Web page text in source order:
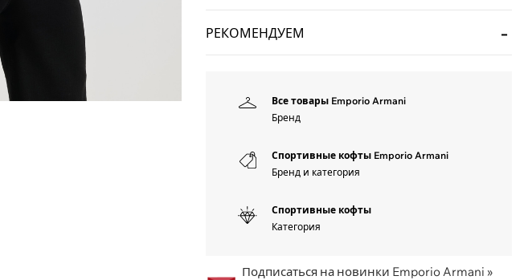
РЕКОМЕНДУЕМ
Все товары Emporio Armani
Бренд
Спортивные кофты Emporio Armani
Бренд и категория
Спортивные кофты
Категория
Подписаться на новинки Emporio Armani »